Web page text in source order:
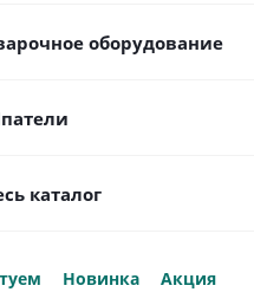
оборудование
каталог
Новинка Акция